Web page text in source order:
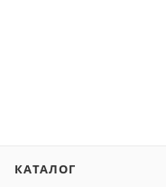
КАТАЛОГ